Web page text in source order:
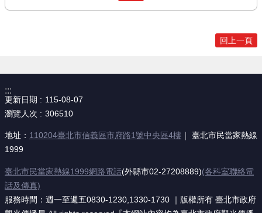
回上一頁
:::
更新日期
115-08-07
瀏覽人次
306510
地址： 110204臺北市信義區市府路1號中央區4樓 ｜ 臺北市民當家熱線
1999
臺北市民當家熱線1999網路電話(外縣市02-27208889)(各科室聯絡電
話及傳真)
服務時間：週一至週五0830-1230,1330-1730 ｜版權所有 臺北市政府